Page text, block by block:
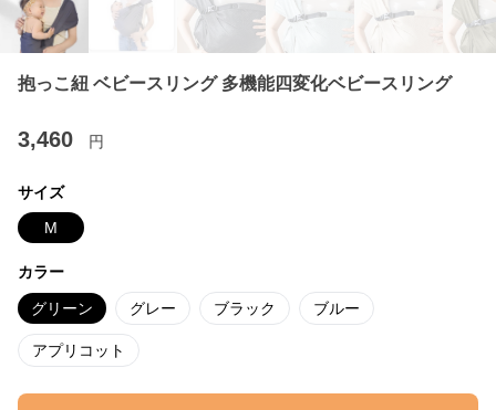
抱っこ紐 ベビースリング 多機能四変化ベビースリング
3,460 円
サイズ
M
カラー
グリーン グレー ブラック ブルー
アプリコット